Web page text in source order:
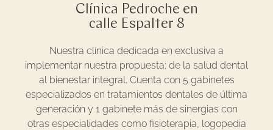
Clínica Pedroche en
calle Espalter 8
Nuestra clínica dedicada en exclusiva a
implementar nuestra propuesta: de la salud dental
al bienestar integral. Cuenta con 5 gabinetes
especializados en tratamientos dentales de última
generación y 1 gabinete más de sinergias con
otras especialidades como fisioterapia, logopedia